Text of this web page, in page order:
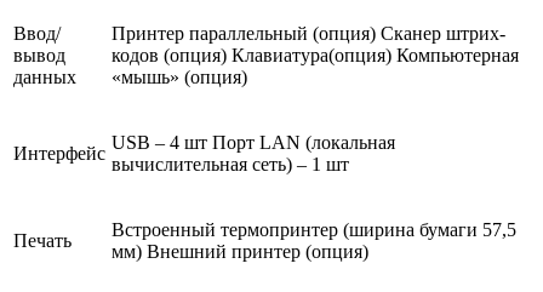
Ввод/
вывод
данных
Принтер параллельный (опция) Сканер штрих-
кодов (опция) Клавиатура(опция) Компьютерная
«мышь» (опция)
Интерфейс
USB – 4 шт Порт LAN (локальная
вычислительная сеть) – 1 шт
Печать
Встроенный термопринтер (ширина бумаги 57,5
мм) Внешний принтер (опция)